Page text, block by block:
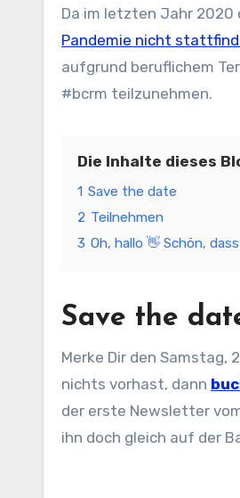
Da im letzten Jahr
Pandemie nicht
aufgrund beruflichem
#bcrm teilzunehmen.
Die Inhalte dieses
1 Save the date
2 Teilnehmen
3 Oh, hallo 👋 Schön,
Save the
Merke Dir den Samstag,
nichts vorhast, dann
der erste Newsletter
ihn doch gleich auf der